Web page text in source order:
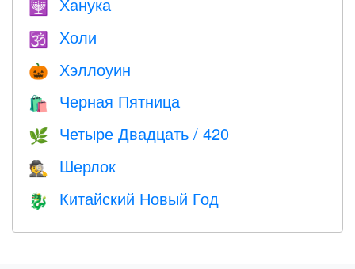
🕎
🕉 Холи
🎃 Хэллоуин
🛍 Черная Пятница
🌿 Четыре Двадцать / 420
🕵️ Шерлок
🐉 Китайский Новый Год